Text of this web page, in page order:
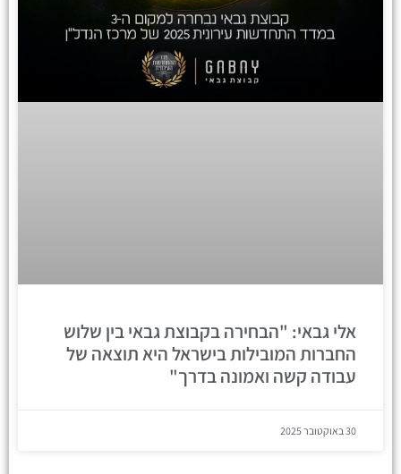
אלי גבאי: "הבחירה בקבוצת גבאי בין שלוש
החברות המובילות בישראל היא תוצאה של
עבודה קשה ואמונה בדרך"
30 באוקטובר 2025